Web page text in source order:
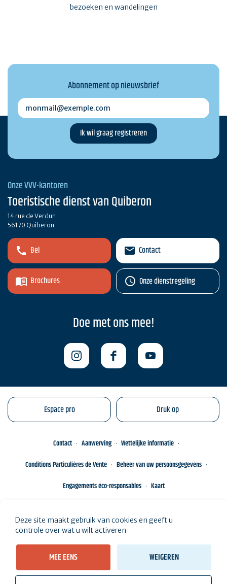
bezoeken en wandelingen
Abonnement op nieuwsbrief
monmail@exemple.com
Onze VVV-kantoren
Toeristische dienst van Quiberon
14 rue de Verdun
56170 Quiberon
Bel
Brochures
Contact
Onze dienstregeling
Doe met ons mee!
Espace pro Druk op
Contact Aanwerving
Wettelijke informatie
Conditions Particulières de Vente
Beheer van uw persoonsgegevens
Engagements éco-responsables
Kaart
Deze site maakt gebruik van cookies en geeft u
controle over wat u wilt activeren
MEE EENS WEIGEREN